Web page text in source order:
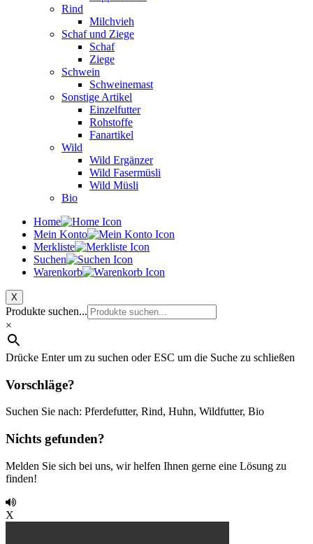
Rind
Milchvieh
Schaf und Ziege
Schaf
Ziege
Schwein
Schweinemast
Sonstige Artikel
Einzelfutter
Rohstoffe
Fanartikel
Wild
Wild Ergänzer
Wild Fasermüsli
Wild Müsli
Bio
Home
Mein Konto
Merkliste
Suchen
Warenkorb
X
Produkte suchen...
×
Drücke Enter um zu suchen oder ESC um die Suche zu schließen
Vorschläge?
Suchen Sie nach: Pferdefutter, Rind, Huhn, Wildfutter, Bio
Nichts gefunden?
Melden Sie sich bei uns, wir helfen Ihnen gerne eine Lösung zu
finden!
X